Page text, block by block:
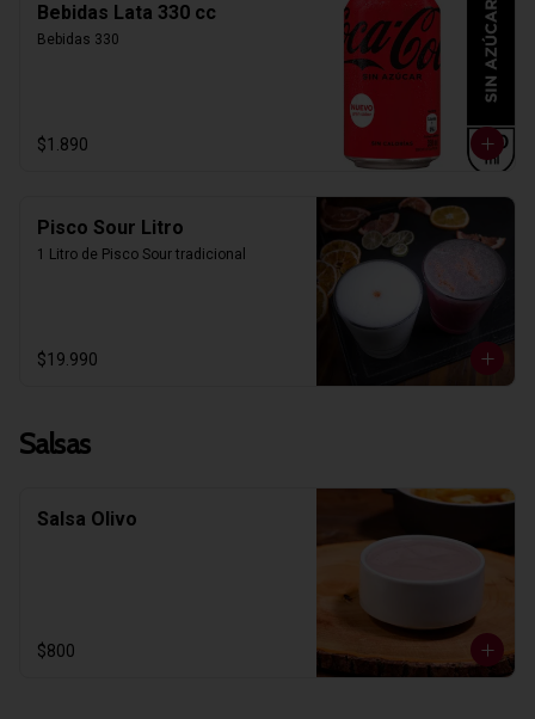
Bebidas Lata 330 cc
Bebidas 330
$1.890
Pisco Sour Litro
1 Litro de Pisco Sour tradicional
$19.990
Salsas
Salsa Olivo
$800